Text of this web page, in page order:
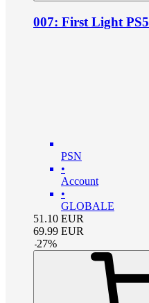
007: First Light PS5
PSN
•
Account
•
GLOBALE
51.10 EUR
69.99 EUR
-27%